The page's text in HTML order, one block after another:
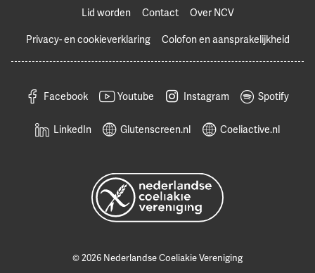
Lid worden Contact
Over NCV
Privacy- en cookieverklaring
Colofon en aansprakelijkheid
Facebook Youtube Instagram Spotify
LinkedIn Glutenscreen.nl Coeliactive.nl
© 2026 Nederlandse Coeliakie Vereniging